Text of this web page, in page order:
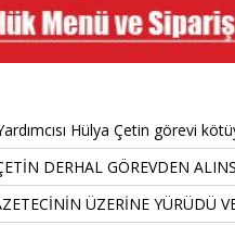
Hülya Çetin görevi
DERHAL GÖREVDEN
ÜZERİNE YÜRÜDÜ